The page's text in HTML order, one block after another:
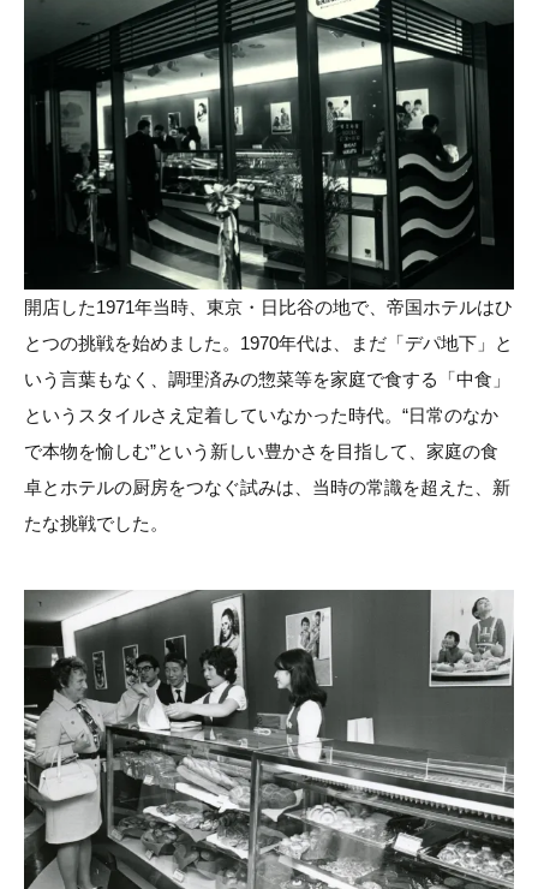
開店した1971年当時、東京・日比谷の地で、帝国ホテルはひ
とつの挑戦を始めました。1970年代は、まだ「デパ地下」と
いう言葉もなく、調理済みの惣菜等を家庭で食する「中食」
というスタイルさえ定着していなかった時代。“日常のなか
で本物を愉しむ”という新しい豊かさを目指して、家庭の食
卓とホテルの厨房をつなぐ試みは、当時の常識を超えた、新
たな挑戦でした。